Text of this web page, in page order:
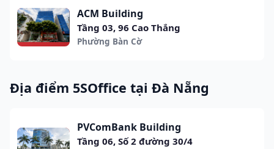
ACM Building
Tầng 03, 96 Cao Thắng
Phường Bàn Cờ
Địa điểm 5SOffice tại Đà Nẵng
PVComBank Building
Tầng 06, Số 2 đường 30/4